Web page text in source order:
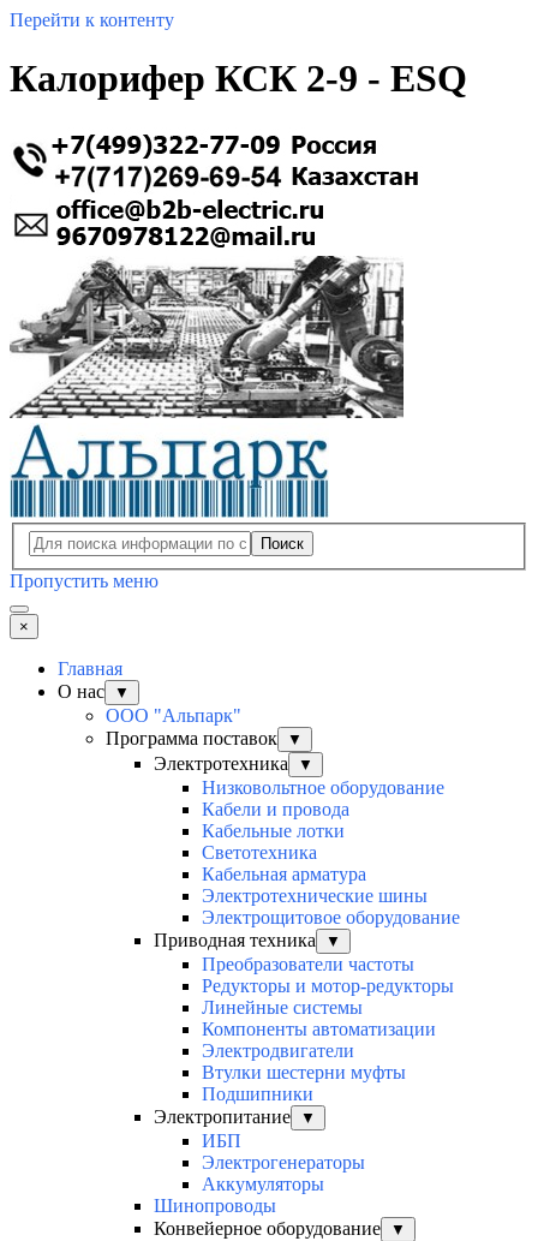
Перейти к контенту
Калорифер КСК 2-9 - ESQ
Поиск
Пропустить меню
×
Главная
О нас
▼
ООО "Альпарк"
Программа поставок
▼
Электротехника ▼
Низковольтное оборудование
Кабели и провода
Кабельные лотки
Светотехника
Кабельная арматура
Электротехнические шины
Электрощитовое оборудование
Приводная техника
▼
Преобразователи частоты
Редукторы и мотор-редукторы
Линейные системы
Компоненты автоматизации
Электродвигатели
Втулки шестерни муфты
Подшипники
Электропитание
▼
ИБП
Электрогенераторы
Аккумуляторы
Шинопроводы
Конвейерное оборудование
▼